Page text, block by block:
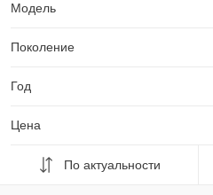
Модель
Поколение
Год
Цена
По актуальности